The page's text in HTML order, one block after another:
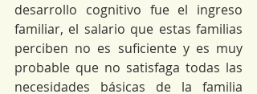
desarrollo cognitivo fue el ingreso
familiar, el salario que estas familias
perciben no es suficiente y es muy
probable que no satisfaga todas las
necesidades básicas de la familia